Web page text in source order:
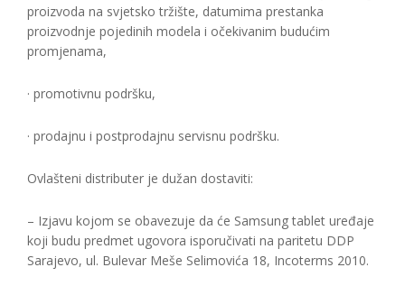
proizvoda na svjetsko tržište, datumima prestanka
proizvodnje pojedinih modela i očekivanim budućim
promjenama,
· promotivnu podršku,
· prodajnu i postprodajnu servisnu podršku.
Ovlašteni distributer je dužan dostaviti:
– Izjavu kojom se obavezuje da će Samsung tablet uređaje
koji budu predmet ugovora isporučivati na paritetu DDP
Sarajevo, ul. Bulevar Meše Selimovića 18, Incoterms 2010.